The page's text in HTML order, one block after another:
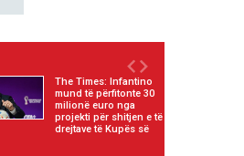
The Times: Infantino
mund të përfitonte 30
milionë euro nga
projekti për shitjen e të
drejtave të Kupës së